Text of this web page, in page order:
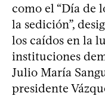
como el “Día de
la sedición”,
los caídos en la
instituciones
Julio María
presidente